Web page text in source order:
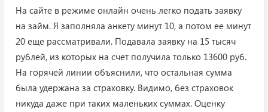
На сайте в режиме онлайн очень легко подать заявку
на займ. Я заполняла анкету минут 10, а потом ее минут
20 еще рассматривали. Подавала заявку на 15 тысяч
рублей, из которых на счет получила только 13600 руб.
На горячей линии объяснили, что остальная сумма
была удержана за страховку. Видимо, без страховок
никуда даже при таких маленьких суммах. Оценку